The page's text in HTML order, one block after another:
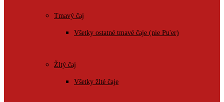
Tmavý čaj
Všetky ostatné tmavé čaje (nie Pu'er)
Žltý čaj
Všetky žlté čaje